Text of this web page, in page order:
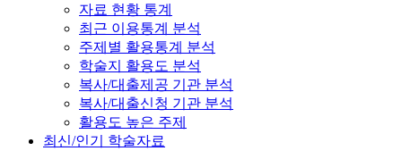
자료 현황 통계
최근 이용통계 분석
주제별 활용통계 분석
학술지 활용도 분석
복사/대출제공 기관 분석
복사/대출신청 기관 분석
활용도 높은 주제
최신/인기 학술자료